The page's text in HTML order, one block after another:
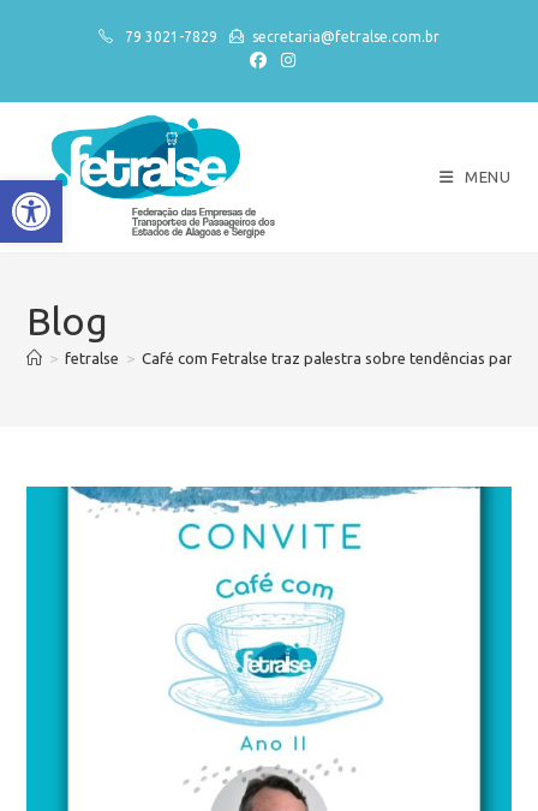
Abrir a barra de ferramentas
79 3021-7829 secretaria@fetralse.com.br
MENU
Blog
> fetralse > Café com Fetralse traz palestra sobre tendências para